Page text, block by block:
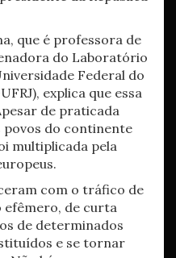
que é professora de
do Laboratório
Federal do
explica que essa
de praticada
do continente
multiplicada pela
com o tráfico de
efêmero, de curta
de determinados
e se tornar